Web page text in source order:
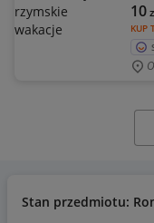
KUP
10
Stan przedmiotu: